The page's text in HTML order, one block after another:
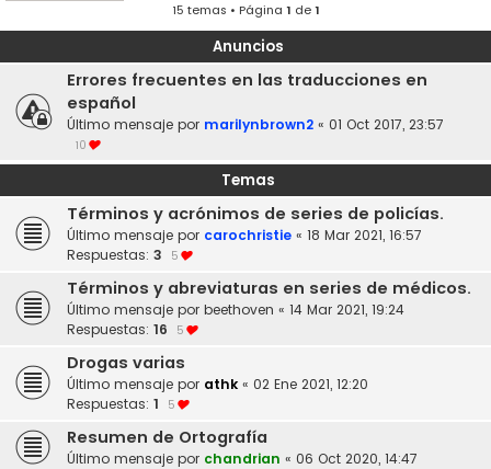
15 temas • Página 1 de1
Anuncios
Errores frecuentes en las traducciones en
español
Último mensaje por marilynbrown2 « 01 Oct 2017, 23:57
10
Temas
Términos y acrónimos de series de policías.
Último mensaje por carochristie « 18 Mar 2021, 16:57
Respuestas: 3 5
Términos y abreviaturas en series de médicos.
Último mensaje por beethoven « 14 Mar 2021, 19:24
Respuestas: 16 5
Drogas varias
Último mensaje por athk « 02 Ene 2021, 12:20
Respuestas: 1 5
Resumen de Ortografía
Último mensaje por chandrian « 06 Oct 2020, 14:47